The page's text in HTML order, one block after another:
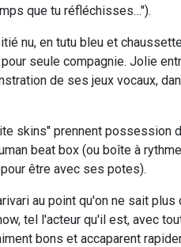
que tu réfléchisses…").
nu, en tutu bleu et
seule compagnie. Jolie
de ses jeux vocaux,
skins" prennent possession
beat box (ou boîte à
être avec ses potes).
au point qu'on ne sait plus
tel l'acteur qu'il est, avec
bons et accaparent